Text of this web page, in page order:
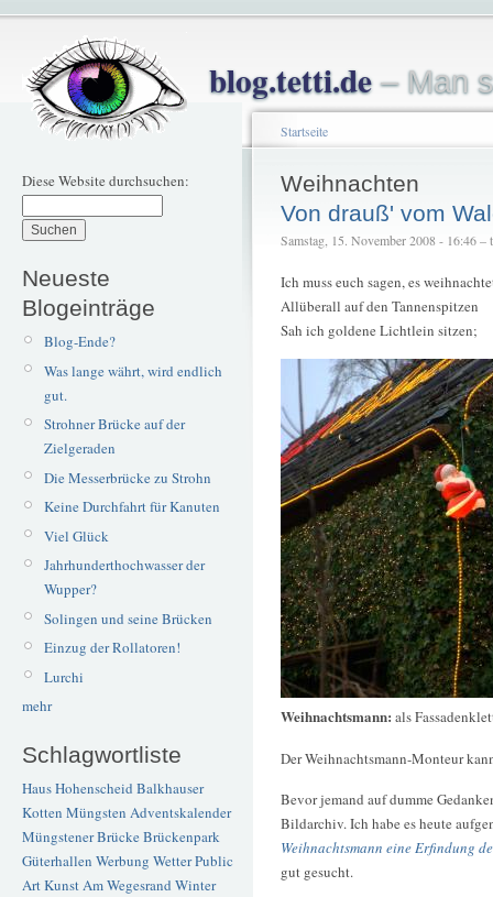
blog.tetti.de– Man
Diese Website durchsuchen:
Neueste
Blogeinträge
Blog-Ende?
Was lange währt, wird endlich
gut.
Strohner Brücke auf der
Zielgeraden
Die Messerbrücke zu Strohn
Keine Durchfahrt für Kanuten
Viel Glück
Jahrhunderthochwasser der
Wupper?
Solingen und seine Brücken
Einzug der Rollatoren!
Lurchi
mehr
Schlagwortliste
Haus Hohenscheid Balkhauser
Kotten Müngsten Adventskalender
Müngstener BrückeBrückenpark
Güterhallen Werbung WetterPublic
ArtKunstAm Wegesrand Winter
Startseite
Weihnachten
Von drauß' vom
Samstag, 15. November 2008 - 16:46 –
Ich muss euch sagen, es
Allüberall auf den Tannenspitzen
Sah ich goldene Lichtlein sitzen;
Weihnachtsmann: als
Der Weihnachtsmann-Monteur
Bevor jemand auf dumme
Bildarchiv. Ich habe es heute
Weihnachtsmann eine Erfindung
gut gesucht.